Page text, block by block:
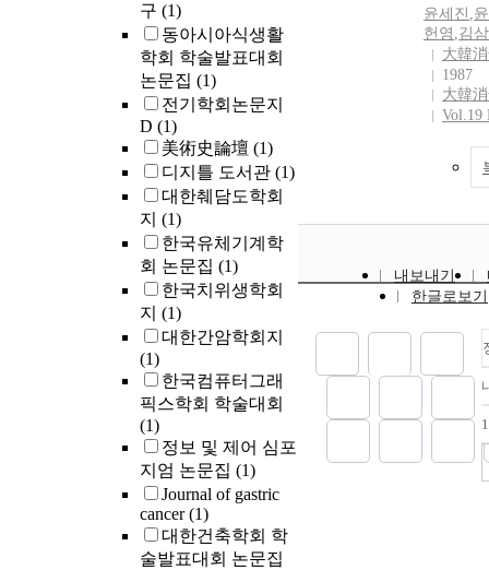
구 (1)
동아시아식생활
학회 학술발표대회
논문집 (1)
전기학회논문지
D (1)
美術史論壇 (1)
디지틀 도서관 (1)
대한췌담도학회
지 (1)
한국유체기계학
회 논문집 (1)
한국치위생학회
지 (1)
대한간암학회지
(1)
한국컴퓨터그래
픽스학회 학술대회
(1)
정보 및 제어 심포
지엄 논문집 (1)
Journal of gastric
cancer(1)
대한건축학회 학
술발표대회 논문집
structural
related
tissue
INTER, 8
gene/
Among
genes
were
function.
suggest
윤세진 ,
헌영 ,김
大韓
1987
大韓
Vol.19
내보내기
한글로보기